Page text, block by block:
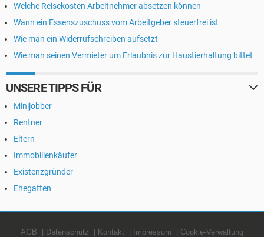
Welche Reisekosten Arbeitnehmer absetzen können
Wann ein Essenszuschuss vom Arbeitgeber steuerfrei ist
Wie man ein Widerrufschreiben aufsetzt
Wie man seinen Vermieter um Erlaubnis zur Haustierhaltung bittet
UNSERE TIPPS FÜR
Minijobber
Rentner
Eltern
Immobilienkäufer
Existenzgründer
Ehegatten
AGB Datenschutz Kontakt Impressum Cookie-Verwaltung